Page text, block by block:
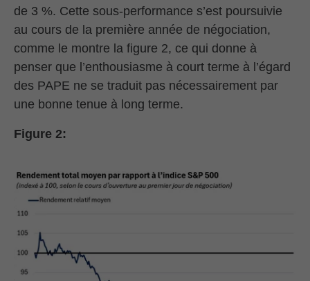
de 3 %. Cette sous-performance s’est poursuivie
au cours de la première année de négociation,
comme le montre la figure 2, ce qui donne à
penser que l’enthousiasme à court terme à l’égard
des PAPE ne se traduit pas nécessairement par
une bonne tenue à long terme.
Figure 2: